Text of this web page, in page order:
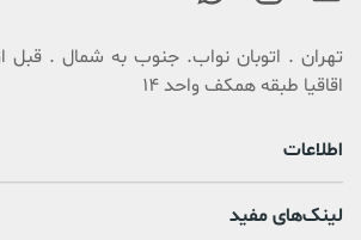
تهران . اتوبان نواب. جنوب به شمال . قبل
اقاقیا طبقه همکف واحد 14
اطلاعات
لینک‌های مفید